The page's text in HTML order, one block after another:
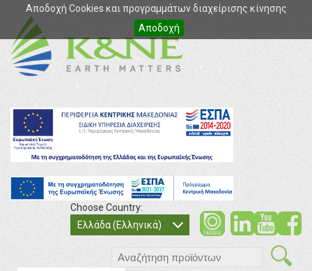
Αποδοχή Cookies και προγραμμάτων διαχείρισης κίνησης
Αποδοχή
Choose Country:
Ελλάδα (Ελληνικά)